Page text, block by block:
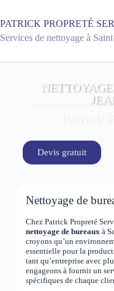
PATRICK PROPRETÉ
Services de nettoyage à
Devis gratuit
Nettoyage de
Chez Patrick Propreté
nettoyage de bureaux à
croyons qu’un
essentielle pour la
tant qu’entreprise avec
engageons à fournir un
spécifiques de chaque